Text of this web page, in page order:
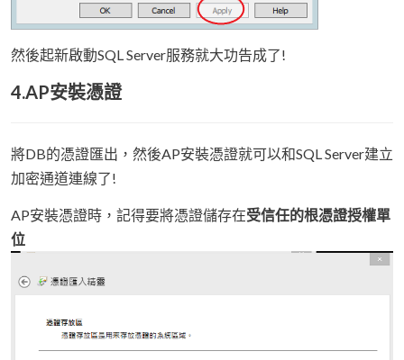
然後起新啟動SQL Server服務就大功告成了!
4.AP安裝憑證
將DB的憑證匯出，然後AP安裝憑證就可以和SQL Server建立
加密通道連線了!
AP安裝憑證時，記得要將憑證儲存在受信任的根憑證授權單
位